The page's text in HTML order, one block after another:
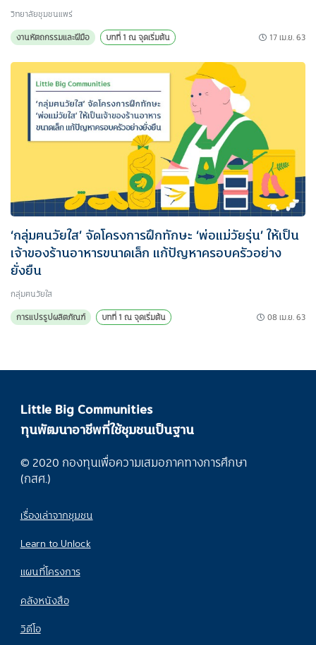
วิทยาลัยชุมชนแพร่
งานหัตถกรรมและฝีมือ
บทที่ 1 ณ จุดเริ่มต้น 17 เม.ย. 63
‘กลุ่มฅนวัยใส’ จัดโครงการฝึกทักษะ ‘พ่อแม่วัยรุ่น’ ให้เป็น
เจ้าของร้านอาหารขนาดเล็ก แก้ปัญหาครอบครัวอย่าง
ยั่งยืน
กลุ่มฅนวัยใส
การแปรรูปผลิตภัณฑ์
บทที่ 1 ณ จุดเริ่มต้น 08 เม.ย. 63
Little Big Communities
ทุนพัฒนาอาชีพที่ใช้ชุมชนเป็นฐาน
© 2020 กองทุนเพื่อความเสมอภาคทางการศึกษา
(กสศ.)
เรื่องเล่าจากชุมชน
Learn to Unlock
แผนที่โครงการ
คลังหนังสือ
วิดีโอ